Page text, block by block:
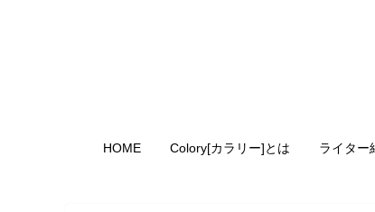
HOME Colory[カラリー]とは ライター